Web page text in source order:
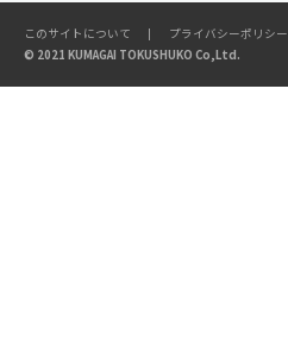
© 2021 KUMAGAI TOKUSHUKO Co,Ltd.
このサイトについて プライバシーポリシー